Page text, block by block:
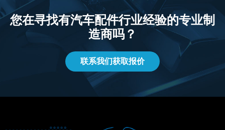
您在寻找有汽车配件行业经验的专业制
造商吗？
联系我们获取报价